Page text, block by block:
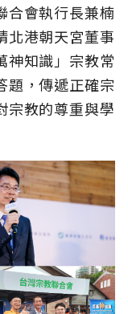
合會執行長兼楠
北港朝天宮董事
神知識」宗教常
題，傳遞正確宗
宗教的尊重與學